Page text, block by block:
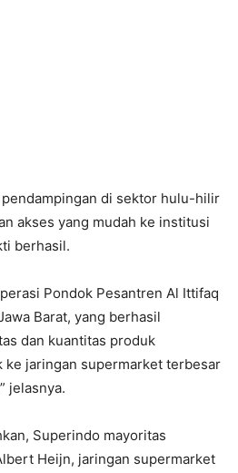
pendampingan di sektor hulu-hilir
akses yang mudah ke institusi
berhasil.
Pondok Pesantren Al Ittifaq
Barat, yang berhasil
dan kuantitas produk
ke jaringan supermarket terbesar
jelasnya.
Superindo mayoritas
Heijn, jaringan supermarket